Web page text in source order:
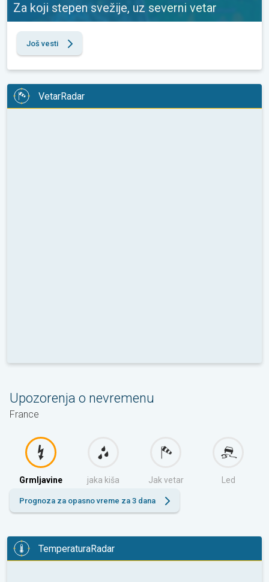
Za koji stepen svežije, uz severni vetar
Još vesti
VetarRadar
Upozorenja o nevremenu
France
Grmljavine jaka kiša Jak vetar Led
Prognoza za opasno vreme za 3 dana
TemperaturaRadar